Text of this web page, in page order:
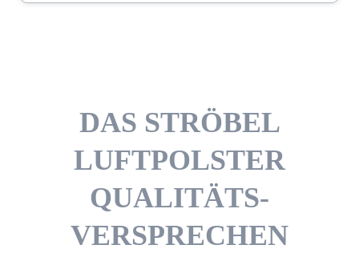
DAS STRÖBEL
LUFTPOLSTER
QUALITÄTS­
VERSPRECHEN